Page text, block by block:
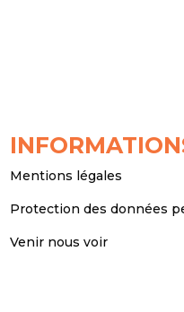
Mentions légales
Protection des données
Venir nous voir